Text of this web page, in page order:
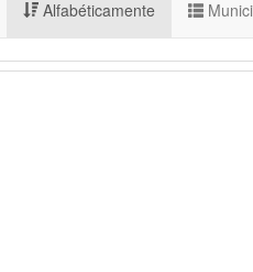
Alfabéticamente